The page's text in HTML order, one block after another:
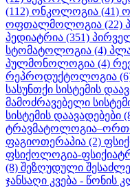
(112) ონკოლოგია (41)
ოფთალმოლოგია (22)
პედიატრია (351)
სტომატოლოგია (4)
პულმონოლოგია (4)
რეპროდუქტოლოგია
სასუნთქი სისტემის
მამოძრავებელი
სისტემის დაავადებები
ფაგიოთერაპია (2)
ფსიქოლოგია-
(8) შეზღუდული
ჯანსაღი კვება - წონის